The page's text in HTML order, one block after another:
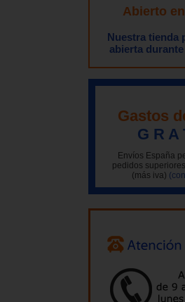
Abierto
Nuestra tienda
abierta
Gastos
G R A
Envíos España
pedidos
(más iva)